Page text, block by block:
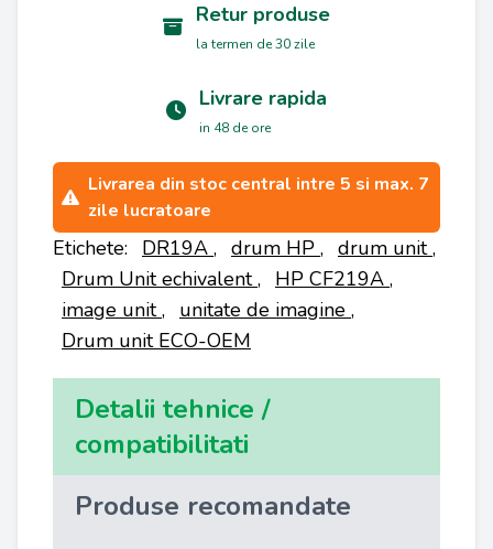
Retur produse
la termen de 30 zile
Livrare rapida
in 48 de ore
Livrarea din stoc central intre 5 si max. 7
zile lucratoare
Etichete: DR19A , drum HP , drum unit,
Drum Unit echivalent, HP CF219A ,
image unit, unitate de imagine ,
Drum unit ECO-OEM
Detalii tehnice /
compatibilitati
Produse recomandate